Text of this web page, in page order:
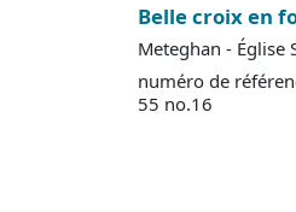
Belle croix en
Meteghan - Église
numéro de
55 no.16